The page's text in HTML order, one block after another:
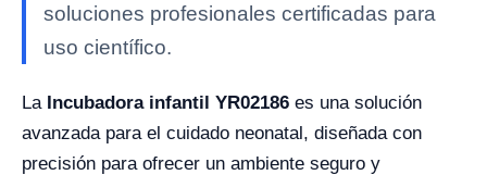
soluciones profesionales certificadas para
uso científico.
La Incubadora infantil YR02186 es una solución
avanzada para el cuidado neonatal, diseñada con
precisión para ofrecer un ambiente seguro y